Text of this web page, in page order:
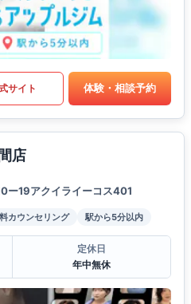
サイト 体験・相談予約
店
ー19アクイライーコス401
カウンセリング 駅から5分以内
定休日
年中無休